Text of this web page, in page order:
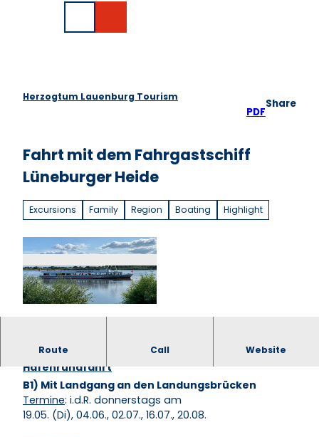
Herzogtum Lauenburg Tourism
PDF
Share
Fahrt mit dem Fahrgastschiff
Lüneburger Heide
Excursions Family Region Boating Highlight
Route Call Website
Faszination des Hamburger Hafens inklusive
Hafenrundfahrt
B1) Mit Landgang an den Landungsbrücken
Termine: i.d.R. donnerstags am
19.05. (Di), 04.06., 02.07., 16.07., 20.08.